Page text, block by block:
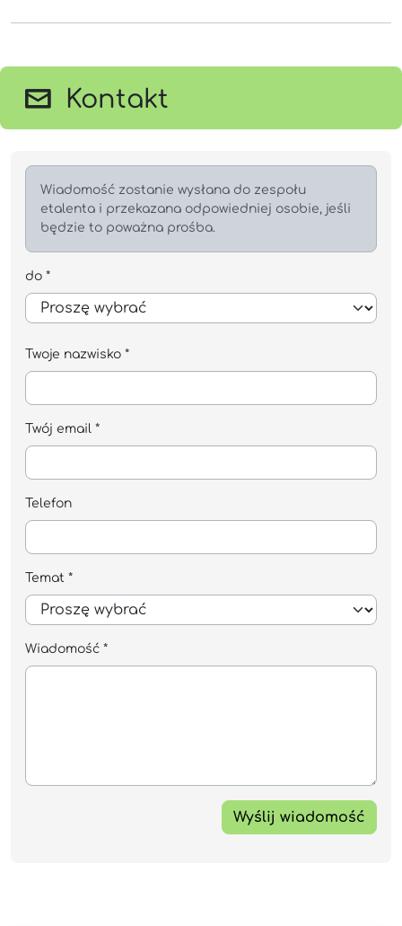
Kontakt
Wiadomość zostanie wysłana do zespołu
etalenta i przekazana odpowiedniej osobie, jeśli
będzie to poważna prośba.
do *
Twoje nazwisko *
Twój email *
Telefon
Temat *
Wiadomość *
Wyślij wiadomość